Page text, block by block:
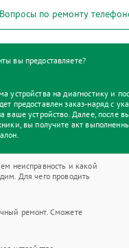
Вопросы по ремонту
вы предоставляете?
устройства на диагностику и
предоставлен заказ-наряд с
ваше устройство. Далее, после
вы получите акт
неисправность и какой
Для чего проводить
ремонт. Сможете